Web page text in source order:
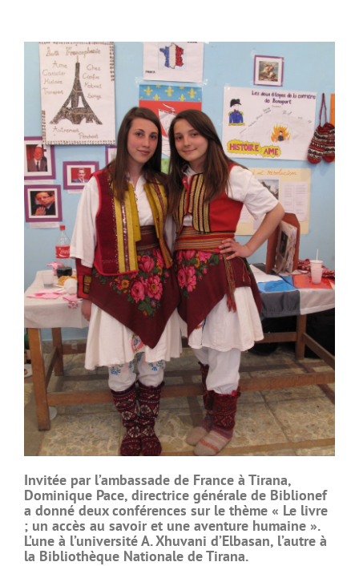
Invitée par l’ambassade de France à Tirana,
Dominique Pace, directrice générale de Biblionef
a donné deux conférences sur le thème « Le livre
; un accès au savoir et une aventure humaine ».
L’une à l’université A. Xhuvani d’Elbasan, l’autre à
la Bibliothèque Nationale de Tirana.